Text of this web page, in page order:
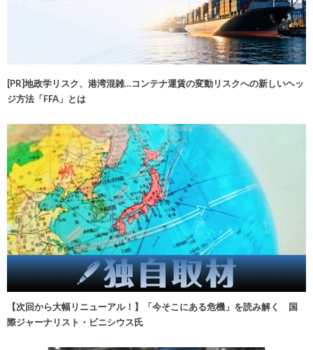
[PR]地政学リスク、港湾混雑…コンテナ運賃の変動リスクへの新しいヘッ
ジ方法「FFA」とは
【次回から大幅リニューアル！】「今そこにある危機」を読み解く 国
際ジャーナリスト・ビニシウス氏